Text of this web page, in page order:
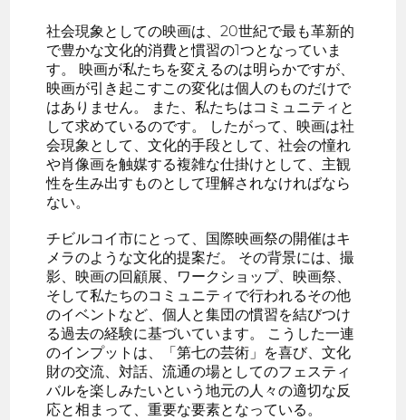
社会現象としての映画は、20世紀で最も革新的
で豊かな文化的消費と慣習の1つとなっていま
す。 映画が私たちを変えるのは明らかですが、
映画が引き起こすこの変化は個人のものだけで
はありません。 また、私たちはコミュニティと
して求めているのです。 したがって、映画は社
会現象として、文化的手段として、社会の憧れ
や肖像画を触媒する複雑な仕掛けとして、主観
性を生み出すものとして理解されなければなら
ない。
チビルコイ市にとって、国際映画祭の開催はキ
メラのような文化的提案だ。 その背景には、撮
影、映画の回顧展、ワークショップ、映画祭、
そして私たちのコミュニティで行われるその他
のイベントなど、個人と集団の慣習を結びつけ
る過去の経験に基づいています。 こうした一連
のインプットは、「第七の芸術」を喜び、文化
財の交流、対話、流通の場としてのフェスティ
バルを楽しみたいという地元の人々の適切な反
応と相まって、重要な要素となっている。